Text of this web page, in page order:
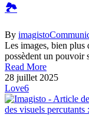
🏞️
By imagisto
Les images, bien plus
possèdent un pouvoir
Read More
28 juillet 2025
Love6